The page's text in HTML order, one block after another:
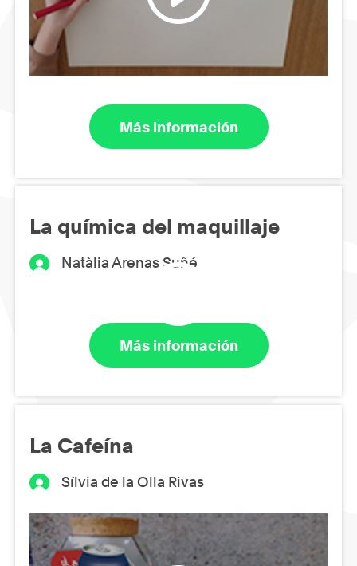
Más información
La química del maquillaje
Natàlia Arenas Suñé
Más información
La Cafeína
Sílvia de la Olla Rivas